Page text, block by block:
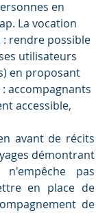
en
La vocation
: rendre possible
utilisateurs
en proposant
accompagnants
accessible,
avant de récits
démontrant
pas
en place de
de